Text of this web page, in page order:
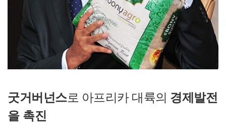
굿거버넌스로 아프리카 대륙의 경제발전
을 촉진